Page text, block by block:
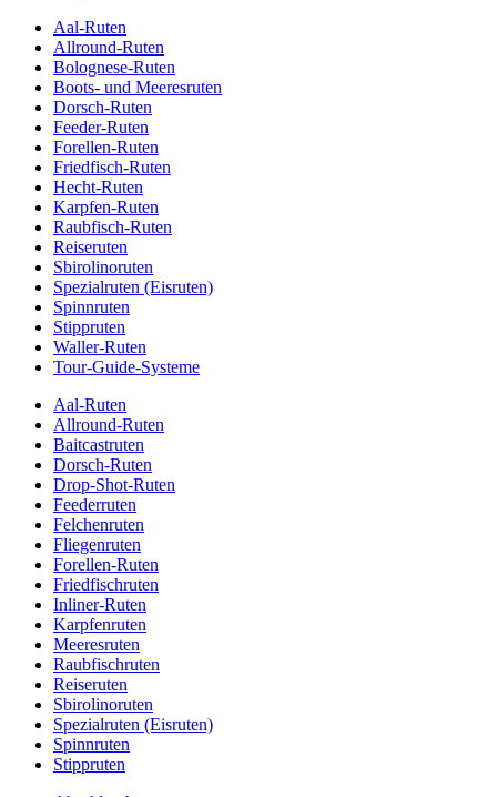
Aal-Ruten
Allround-Ruten
Bolognese-Ruten
Boots- und Meeresruten
Dorsch-Ruten
Feeder-Ruten
Forellen-Ruten
Friedfisch-Ruten
Hecht-Ruten
Karpfen-Ruten
Raubfisch-Ruten
Reiseruten
Sbirolinoruten
Spezialruten (Eisruten)
Spinnruten
Stippruten
Waller-Ruten
Tour-Guide-Systeme
Aal-Ruten
Allround-Ruten
Baitcastruten
Dorsch-Ruten
Drop-Shot-Ruten
Feederruten
Felchenruten
Fliegenruten
Forellen-Ruten
Friedfischruten
Inliner-Ruten
Karpfenruten
Meeresruten
Raubfischruten
Reiseruten
Sbirolinoruten
Spezialruten (Eisruten)
Spinnruten
Stippruten